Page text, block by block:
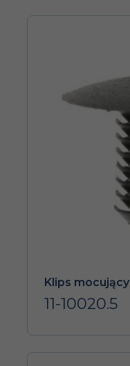
Klips mocujący
11-10020.5